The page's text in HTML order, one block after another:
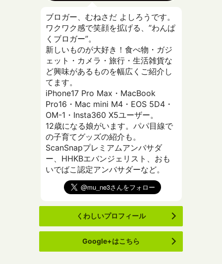
ブロガー、むねさだ よしろうです。
ワクワク感で笑顔を拡げる、”わんぱ
くブロガー”。
新しいものが大好き！食べ物・ガジ
ェット・カメラ・旅行・生活雑貨な
ど興味があるものを幅広くご紹介し
てます。
iPhone17 Pro Max・MacBook
Pro16・Mac mini M4・EOS 5D4・
OM-1・Insta360 X5ユーザー。
12歳になる娘がいます。パパ目線で
の子育てグッズの紹介も。
ScanSnapプレミアムアンバサダ
ー、HHKBエバンジェリスト、おも
いでばこ認定アンバサダーなど。
くわしいプロフィール
Google+はこちら